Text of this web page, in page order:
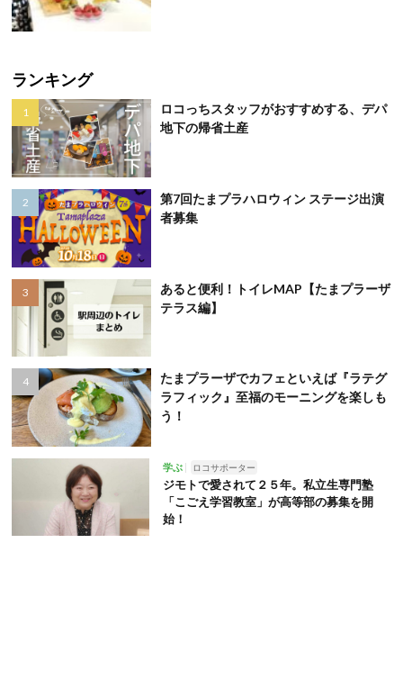
ランキング
ロコっちスタッフがおすすめする、デパ
地下の帰省土産
第7回たまプラハロウィン ステージ出演
者募集
あると便利！トイレMAP【たまプラーザ
テラス編】
たまプラーザでカフェといえば『ラテグ
ラフィック』至福のモーニングを楽しも
う！
学ぶ ロコサポーター
ジモトで愛されて２５年。私立生専門塾
「こごえ学習教室」が高等部の募集を開
始！